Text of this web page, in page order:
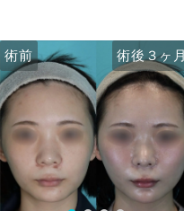
うな際は責任を持って当院で
治療します。 仕上がりには個
人差があるので、手術を受け
た人全員がこの写真の様な変
化をするわけではありません
のでご注意下さい。 カウンセ
リングにて診察させていただ
いた上でその方一人一人の状
態をふまえて、治療法をご提
案します。
術前 術後３ヶ月
術前